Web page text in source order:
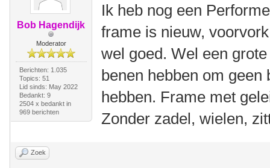
Bob Hagendijk
Moderator
Berichten: 1.035
Topics: 51
Lid sinds: May 2022
Bedankt: 9
2504 x bedankt in
969 berichten
Ik heb nog een
frame is nieuw,
wel goed. Wel een
benen hebben om
hebben. Frame met
Zonder zadel, wielen,
Zoek